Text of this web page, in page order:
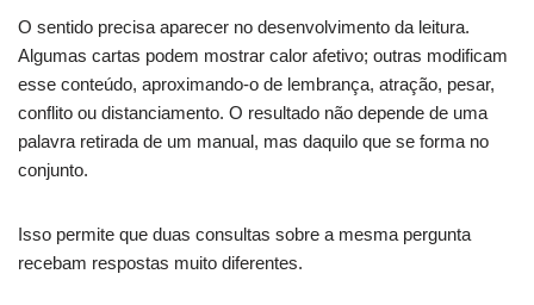
O sentido precisa aparecer no desenvolvimento da leitura.
Algumas cartas podem mostrar calor afetivo; outras modificam
esse conteúdo, aproximando-o de lembrança, atração, pesar,
conflito ou distanciamento. O resultado não depende de uma
palavra retirada de um manual, mas daquilo que se forma no
conjunto.
Isso permite que duas consultas sobre a mesma pergunta
recebam respostas muito diferentes.